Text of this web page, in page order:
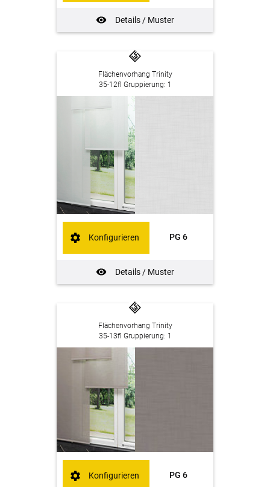
Details / Muster
Flächenvorhang Trinity
35-12fl Gruppierung: 1
PG 6
Details / Muster
Konfigurieren
Flächenvorhang Trinity
35-13fl Gruppierung: 1
PG 6
Konfigurieren